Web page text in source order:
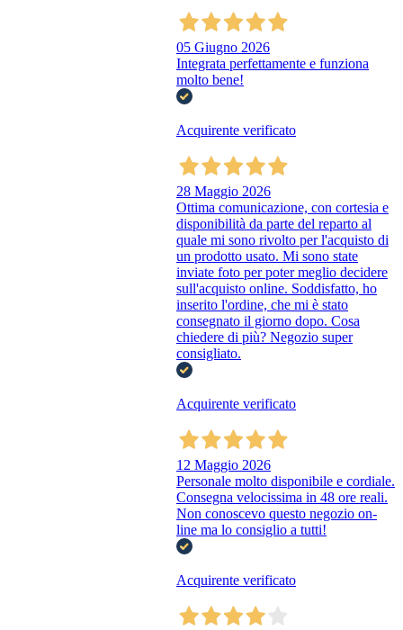
05 Giugno 2026
Integrata perfettamente e funziona
molto bene!
Acquirente verificato
28 Maggio 2026
Ottima comunicazione, con cortesia e
disponibilità da parte del reparto al
quale mi sono rivolto per l'acquisto di
un prodotto usato. Mi sono state
inviate foto per poter meglio decidere
sull'acquisto online. Soddisfatto, ho
inserito l'ordine, che mi è stato
consegnato il giorno dopo. Cosa
chiedere di più? Negozio super
consigliato.
Acquirente verificato
12 Maggio 2026
Personale molto disponibile e cordiale.
Consegna velocissima in 48 ore reali.
Non conoscevo questo negozio on-
line ma lo consiglio a tutti!
Acquirente verificato